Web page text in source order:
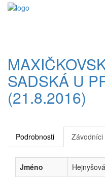
SADSKÁ U
(21.8.2016)
Podrobnosti Závodníci
Jméno